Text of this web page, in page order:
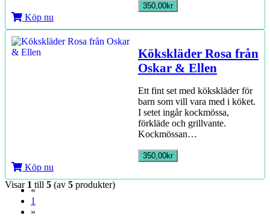
350,00kr
Köp nu
Kökskläder Rosa från
Oskar & Ellen
Ett fint set med kökskläder för
barn som vill vara med i köket.
I setet ingår kockmössa,
förkläde och grillvante.
Kockmössan…
350,00kr
Köp nu
Visar 1 till 5 (av 5 produkter)
«
1
»